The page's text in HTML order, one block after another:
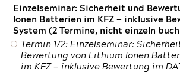
Einzelseminar: Sicherheit und
Ionen Batterien im KFZ — inklusive
System (2 Termine, nicht einzeln
Termin 1/2: Einzelseminar:
Bewertung von Lithium Ionen
im KFZ — inklusive Bewertung im